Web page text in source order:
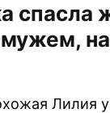
спасла
Лилия